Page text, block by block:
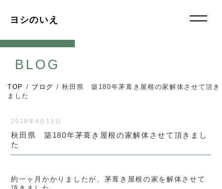
ヨシのいえ
BLOG
TOP / ブログ / 秋田県 築180年茅葺き屋根の家解体させて頂き
ました
2019年4月12日
秋田県 築180年茅葺き屋根の家解体させて頂きまし
た
約一ヶ月かかりましたが、茅葺き屋根の家を解体させて